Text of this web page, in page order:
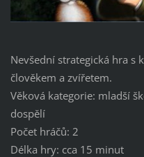
Nevšední strategická hra s
člověkem a zvířetem.
Věková kategorie: mladší
dospělí
Počet hráčů: 2
Délka hry: cca 15 minut